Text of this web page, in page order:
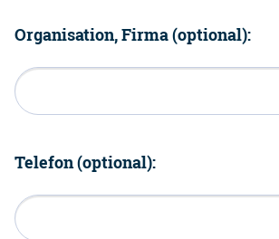
Organisation, Firma (optional):
Telefon (optional):